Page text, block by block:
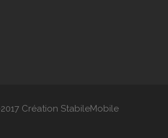
Création StabileMobile